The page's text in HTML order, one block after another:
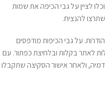
לציין על גבי הכיפה את שמות
להנציח.
על גבי הכיפות מודפסים
לאתר בקלות ובלחיצת כפתור. עם
ולאחר אישור הסקיצה שתקבלו